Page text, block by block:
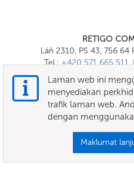
RETIGO
Láň 2310, PS 43, 756
Tel.:+420 571 665 511,
E-mail:
TERMA
Laman web ini
menyediakan
trafik laman web.
dengan
Maklumat